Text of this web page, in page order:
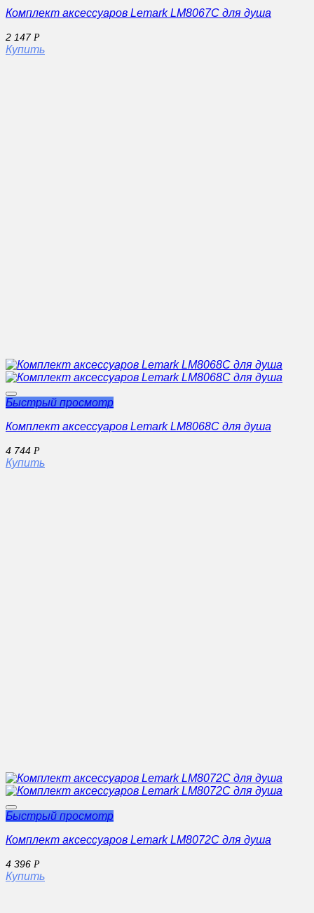
Комплект аксессуаров Lemark LM8067C для душа
2 147 Р
Купить
Быстрый просмотр
Комплект аксессуаров Lemark LM8068C для душа
4 744 Р
Купить
Быстрый просмотр
Комплект аксессуаров Lemark LM8072C для душа
4 396 Р
Купить